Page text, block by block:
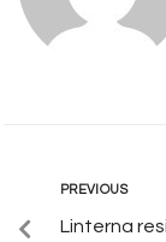
PREVIOUS
Linterna